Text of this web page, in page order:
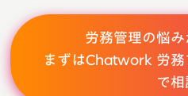
労務管理の悩み
まずはChatwork 労務
で相